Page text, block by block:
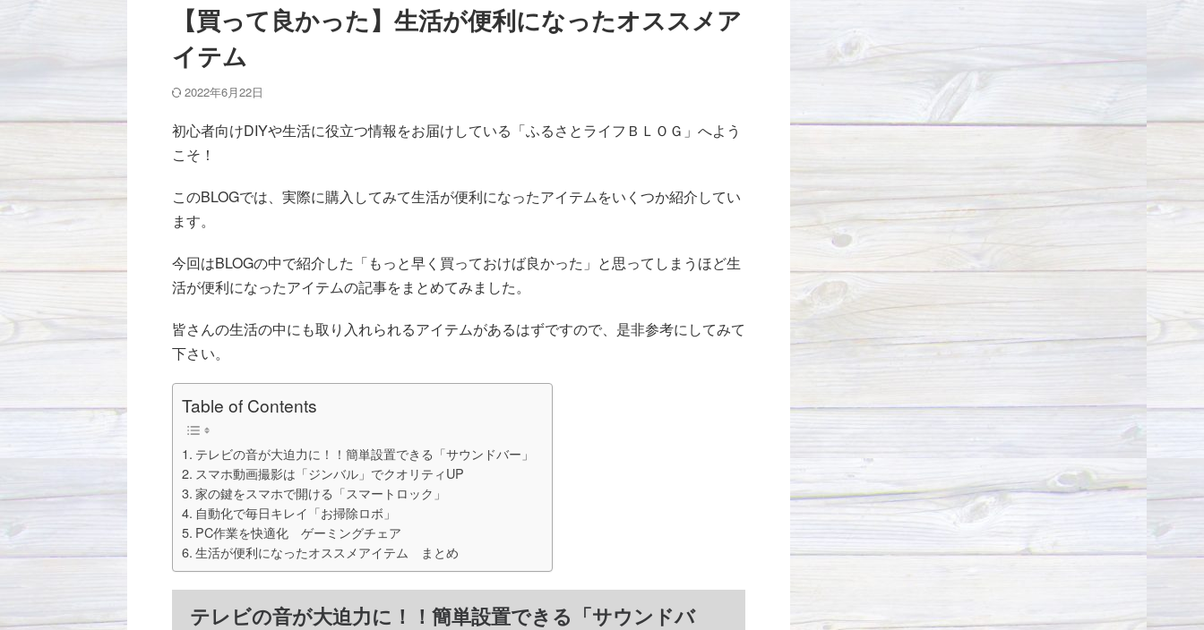
【買って良かった】生活が便利になったオススメア
イテム
2022年6月22日
初心者向けDIYや生活に役立つ情報をお届けしている「ふるさとライフＢＬＯＧ」へよう
こそ！
このBLOGでは、実際に購入してみて生活が便利になったアイテムをいくつか紹介してい
ます。
今回はBLOGの中で紹介した「もっと早く買っておけば良かった」と思ってしまうほど生
活が便利になったアイテムの記事をまとめてみました。
皆さんの生活の中にも取り入れられるアイテムがあるはずですので、是非参考にしてみて
下さい。
Table of Contents
テレビの音が大迫力に！！簡単設置できる「サウンドバー」
スマホ動画撮影は「ジンバル」でクオリティUP
家の鍵をスマホで開ける「スマートロック」
自動化で毎日キレイ「お掃除ロボ」
PC作業を快適化 ゲーミングチェア
生活が便利になったオススメアイテム まとめ
テレビの音が大迫力に！！簡単設置できる「サウンドバ